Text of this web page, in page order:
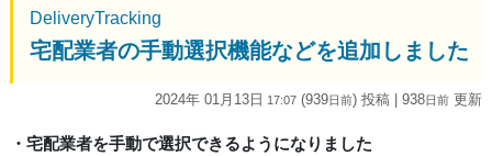
DeliveryTracking
宅配業者の手動選択機能などを追加しました
2024年 01月13日 17:07 (939日前) 投稿 | 938日前 更新
・宅配業者を手動で選択できるようになりました